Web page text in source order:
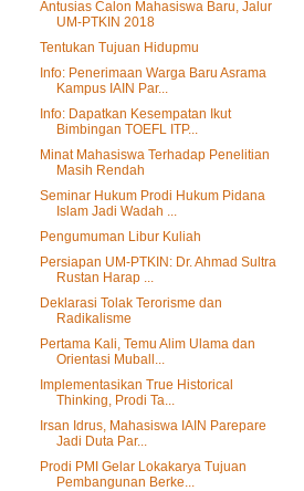
Antusias Calon Mahasiswa Baru, Jalur
UM-PTKIN 2018
Tentukan Tujuan Hidupmu
Info: Penerimaan Warga Baru Asrama
Kampus IAIN Par...
Info: Dapatkan Kesempatan Ikut
Bimbingan TOEFL ITP...
Minat Mahasiswa Terhadap Penelitian
Masih Rendah
Seminar Hukum Prodi Hukum Pidana
Islam Jadi Wadah ...
Pengumuman Libur Kuliah
Persiapan UM-PTKIN: Dr. Ahmad Sultra
Rustan Harap ...
Deklarasi Tolak Terorisme dan
Radikalisme
Pertama Kali, Temu Alim Ulama dan
Orientasi Muball...
Implementasikan True Historical
Thinking, Prodi Ta...
Irsan Idrus, Mahasiswa IAIN Parepare
Jadi Duta Par...
Prodi PMI Gelar Lokakarya Tujuan
Pembangunan Berke...